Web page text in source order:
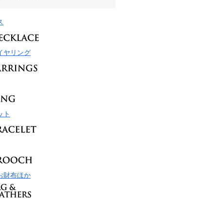
ヤリング
ト
財布ほか